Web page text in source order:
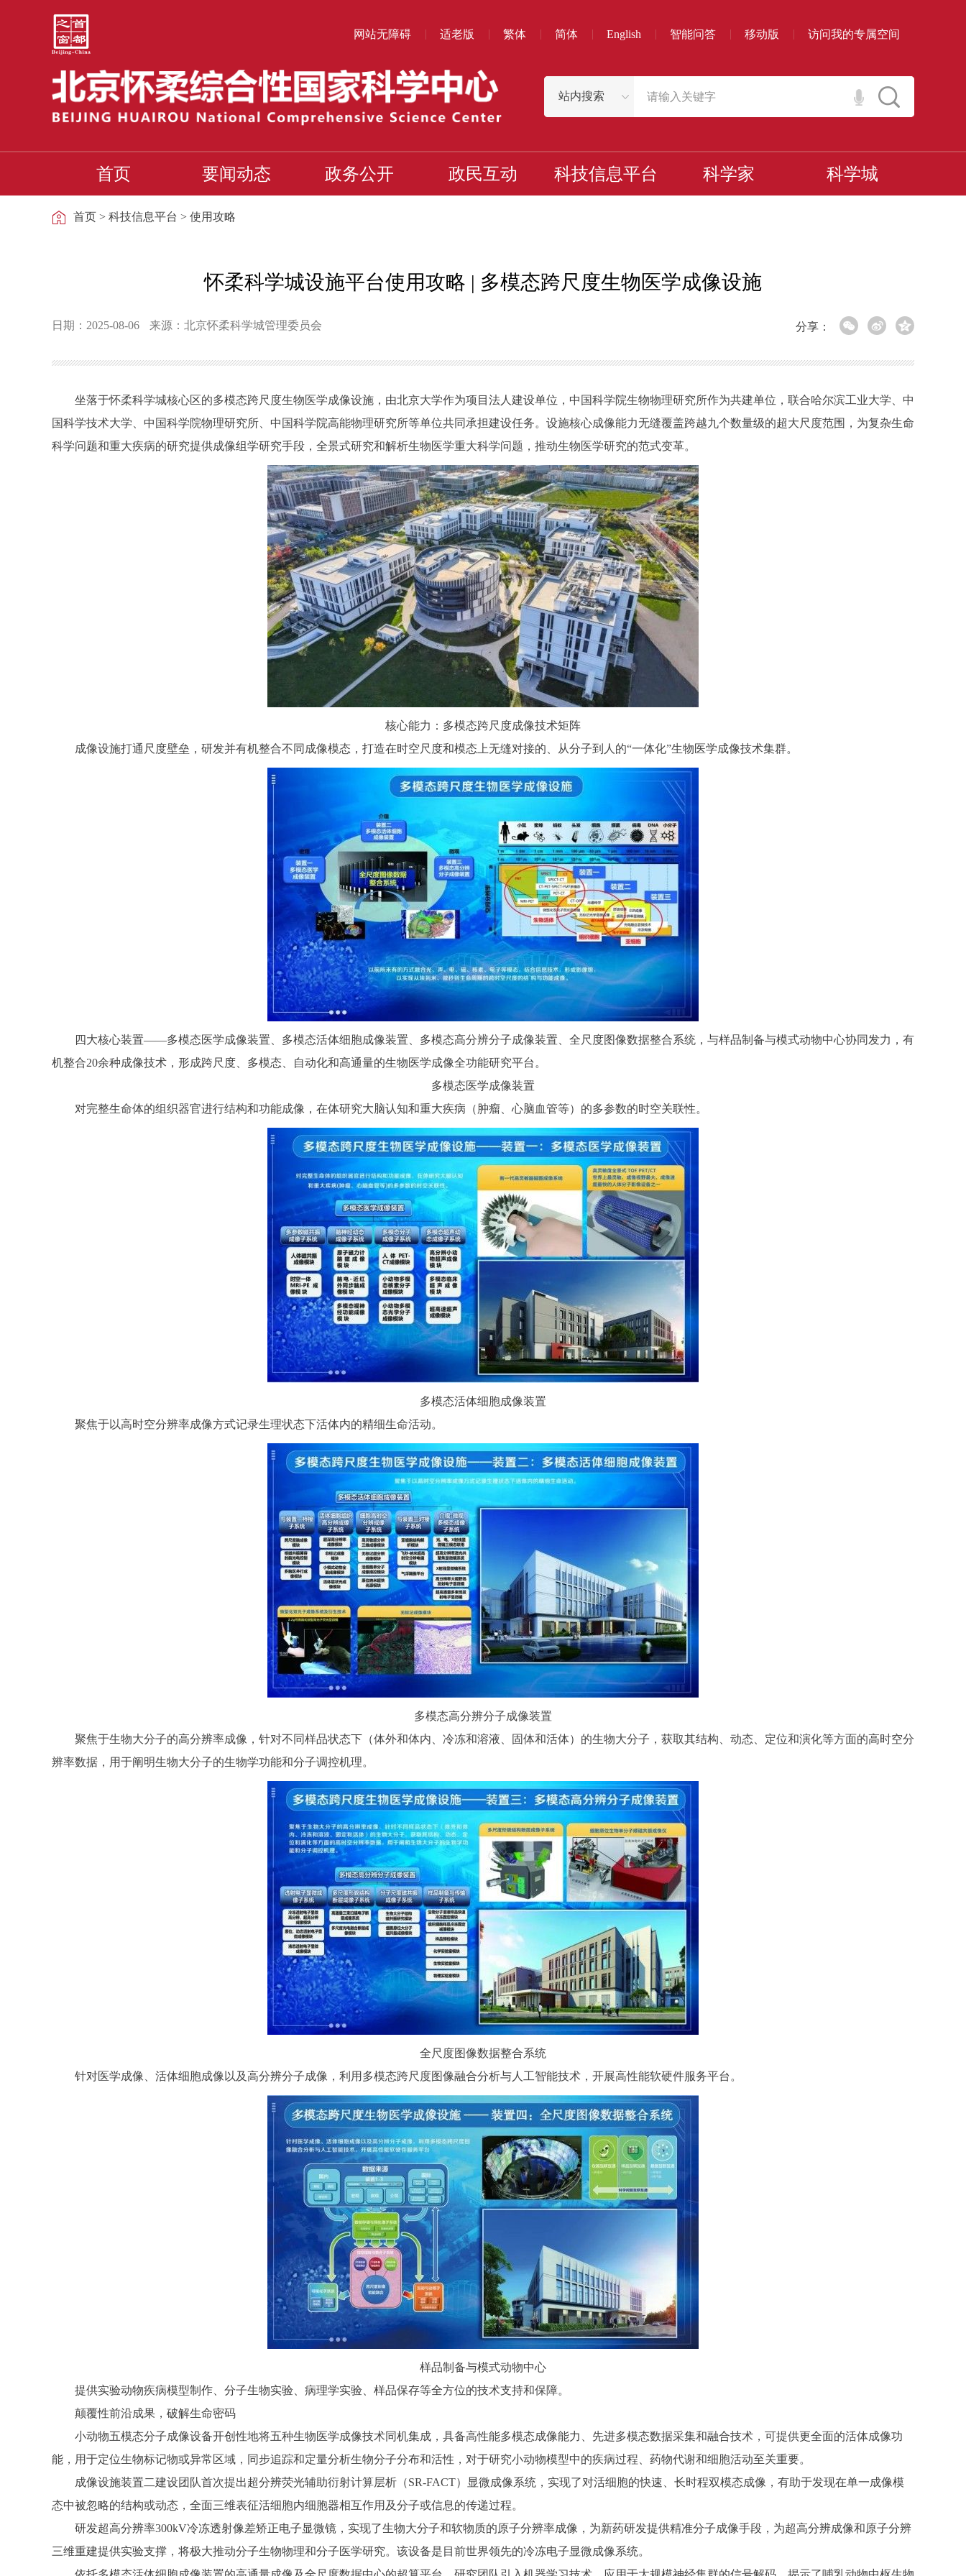
网站无障碍 适老版 繁体 简体 English 智能问答 移动版 访问我的专属空间
首页 要闻动态 政务公开 政民互动 科技信息平台 科学家 科学城
首页 > 科技信息平台 > 使用攻略
怀柔科学城设施平台使用攻略 | 多模态跨尺度生物医学成像设施
日期：2025-08-06 来源：北京怀柔科学城管理委员会 分享：
坐落于怀柔科学城核心区的多模态跨尺度生物医学成像设施，由北京大学作为项目法人建设单位，中国科学院生物物理研究所作为共建单位，联合哈尔滨工业大学、中
国科学技术大学、中国科学院物理研究所、中国科学院高能物理研究所等单位共同承担建设任务。设施核心成像能力无缝覆盖跨越九个数量级的超大尺度范围，为复杂生命
科学问题和重大疾病的研究提供成像组学研究手段，全景式研究和解析生物医学重大科学问题，推动生物医学研究的范式变革。
核心能力：多模态跨尺度成像技术矩阵
成像设施打通尺度壁垒，研发并有机整合不同成像模态，打造在时空尺度和模态上无缝对接的、从分子到人的“一体化”生物医学成像技术集群。
四大核心装置——多模态医学成像装置、多模态活体细胞成像装置、多模态高分辨分子成像装置、全尺度图像数据整合系统，与样品制备与模式动物中心协同发力，有
机整合20余种成像技术，形成跨尺度、多模态、自动化和高通量的生物医学成像全功能研究平台。
多模态医学成像装置
对完整生命体的组织器官进行结构和功能成像，在体研究大脑认知和重大疾病（肿瘤、心脑血管等）的多参数的时空关联性。
多模态活体细胞成像装置
聚焦于以高时空分辨率成像方式记录生理状态下活体内的精细生命活动。
多模态高分辨分子成像装置
聚焦于生物大分子的高分辨率成像，针对不同样品状态下（体外和体内、冷冻和溶液、固体和活体）的生物大分子，获取其结构、动态、定位和演化等方面的高时空分
辨率数据，用于阐明生物大分子的生物学功能和分子调控机理。
全尺度图像数据整合系统
针对医学成像、活体细胞成像以及高分辨分子成像，利用多模态跨尺度图像融合分析与人工智能技术，开展高性能软硬件服务平台。
样品制备与模式动物中心
提供实验动物疾病模型制作、分子生物实验、病理学实验、样品保存等全方位的技术支持和保障。
颠覆性前沿成果，破解生命密码
小动物五模态分子成像设备开创性地将五种生物医学成像技术同机集成，具备高性能多模态成像能力、先进多模态数据采集和融合技术，可提供更全面的活体成像功
能，用于定位生物标记物或异常区域，同步追踪和定量分析生物分子分布和活性，对于研究小动物模型中的疾病过程、药物代谢和细胞活动至关重要。
成像设施装置二建设团队首次提出超分辨荧光辅助衍射计算层析（SR-FACT）显微成像系统，实现了对活细胞的快速、长时程双模态成像，有助于发现在单一成像模
态中被忽略的结构或动态，全面三维表征活细胞内细胞器相互作用及分子或信息的传递过程。
研发超高分辨率300kV冷冻透射像差矫正电子显微镜，实现了生物大分子和软物质的原子分辨率成像，为新药研发提供精准分子成像手段，为超高分辨成像和原子分辨
三维重建提供实验支撑，将极大推动分子生物物理和分子医学研究。该设备是目前世界领先的冷冻电子显微成像系统。